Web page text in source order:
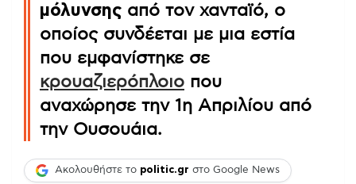
μόλυνσης από τον χανταϊό, ο
οποίος συνδέεται με μια εστία
που εμφανίστηκε σε
κρουαζιερόπλοιο που
αναχώρησε την 1η Απριλίου από
την Ουσουάια.
Ακολουθήστε το politic.gr στο Google News